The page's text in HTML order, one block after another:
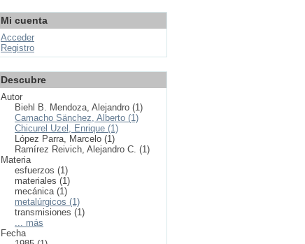
Mi cuenta
Acceder
Registro
Descubre
Autor
Biehl B. Mendoza, Alejandro (1)
Camacho Sänchez, Alberto (1)
Chicurel Uzel, Enrique (1)
López Parra, Marcelo (1)
Ramírez Reivich, Alejandro C. (1)
Materia
esfuerzos (1)
materiales (1)
mecánica (1)
metalúrgicos (1)
transmisiones (1)
... más
Fecha